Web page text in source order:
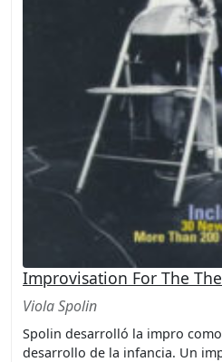
Improvisation For The
Viola Spolin
Spolin desarrolló la impro
desarrollo de la infancia. Un